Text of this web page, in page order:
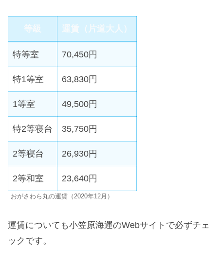
等級 運賃（片道大人）
特等室 70,450円
特1等室 63,830円
1等室 49,500円
特2等寝台 35,750円
2等寝台 26,930円
2等和室 23,640円
おがさわら丸の運賃（2020年12月）
運賃についても小笠原海運のWebサイトで必ずチェ
ックです。